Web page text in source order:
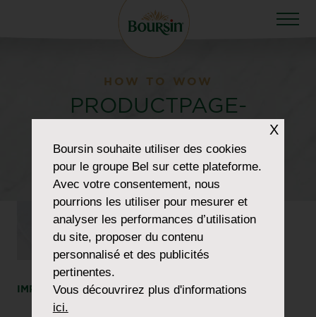
HOW TO WOW
PRODUCTPAGE-
GARLIC-HERBS
IMPRIMER PARTAGER
X
Boursinsouhaite utiliser des cookies
pour le groupe Bel sur cette plateforme.
Avec votre consentement, nous
pourrions les utiliser pour mesurer et
analyser les performances d’utilisation
du site, proposer du contenu
personnalisé et des publicités
pertinentes.
Vous découvrirez plus d'informations
ici.